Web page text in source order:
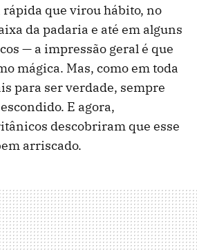
rápida que virou hábito, no
da padaria e até em alguns
— a impressão geral é que
mágica. Mas, como em toda
para ser verdade, sempre
E agora,
descobriram que esse
arriscado.